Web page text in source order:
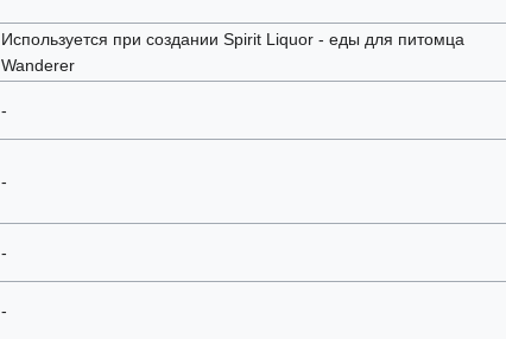
Используется при создании Spirit Liquor - еды для питомца
Wanderer
-
-
-
-